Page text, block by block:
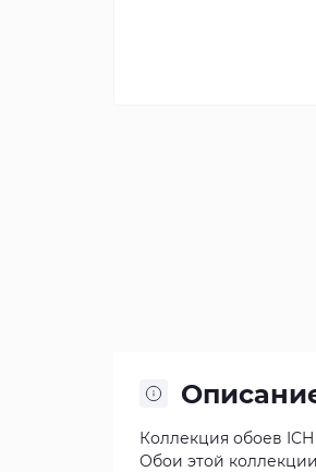
Коллекция обоев
Обои этой